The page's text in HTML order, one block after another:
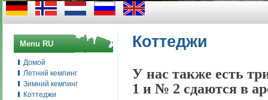
Menu RU
Домой
Летний кемпинг
Зимний кемпинг
Коттеджи
Коттеджи
У нас также есть
1 и № 2 сдаются в